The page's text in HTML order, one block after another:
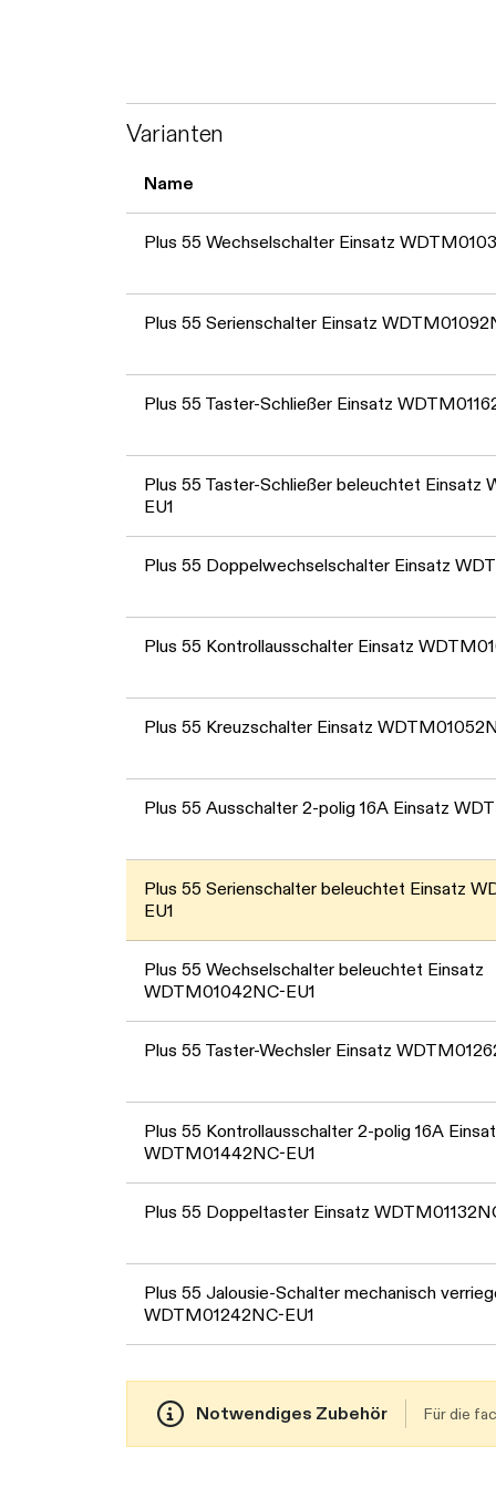
Varianten
Name
Plus 55 Wechselschalter Einsatz
Plus 55 Serienschalter Einsatz
Plus 55 Taster-Schließer Einsatz
Plus 55 Taster-Schließer beleuchtet Einsatz
EU1
Plus 55 Doppelwechselschalter Einsatz
Plus 55 Kontrollausschalter Einsatz
Plus 55 Kreuzschalter Einsatz
Plus 55 Ausschalter 2-polig 16A Einsatz
Plus 55 Serienschalter beleuchtet Einsatz
EU1
Plus 55 Wechselschalter beleuchtet Einsatz
WDTM01042NC-EU1
Plus 55 Taster-Wechsler Einsatz
Plus 55 Kontrollausschalter 2-polig 16A
WDTM01442NC-EU1
Plus 55 Doppeltaster Einsatz
Plus 55 Jalousie-Schalter mechanisch
WDTM01242NC-EU1
Notwendiges Zubehör Für die